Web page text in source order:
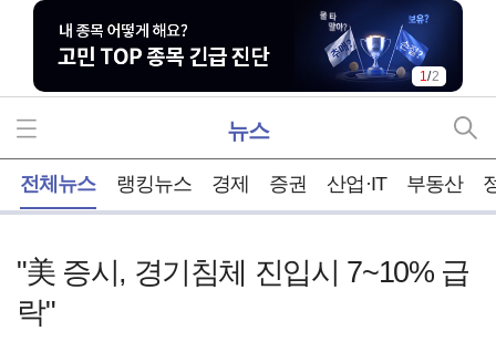
1/2
뉴스
전체뉴스 랭킹뉴스 경제 증권 산업·IT 부동산
"美 증시, 경기침체 진입시 7~10% 급
락"